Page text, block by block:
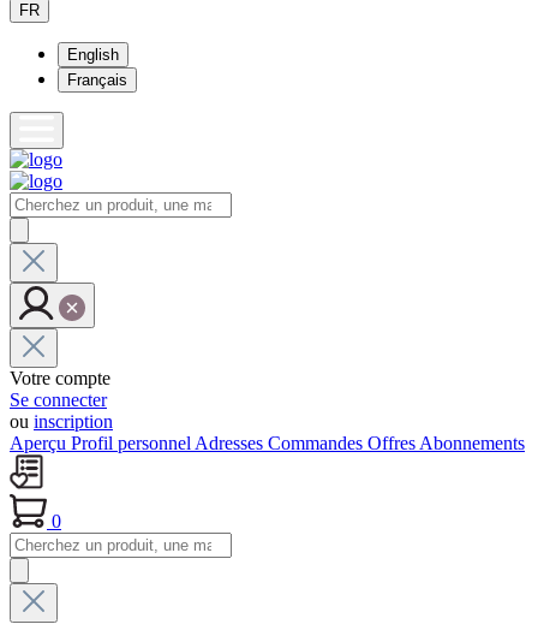
FR
English
Français
Votre compte
Se connecter
ou inscription
Aperçu Profil personnel Adresses Commandes Offres Abonnements
0